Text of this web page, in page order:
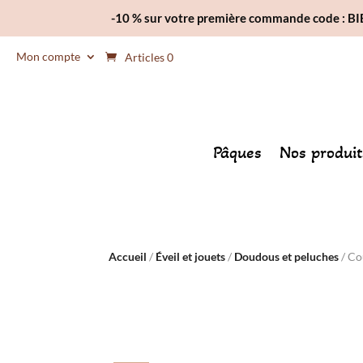
-10 % sur votre première commande code :
Mon compte Articles 0
Pâques Nos
Accueil / Éveil et jouets/ Doudous et peluches/